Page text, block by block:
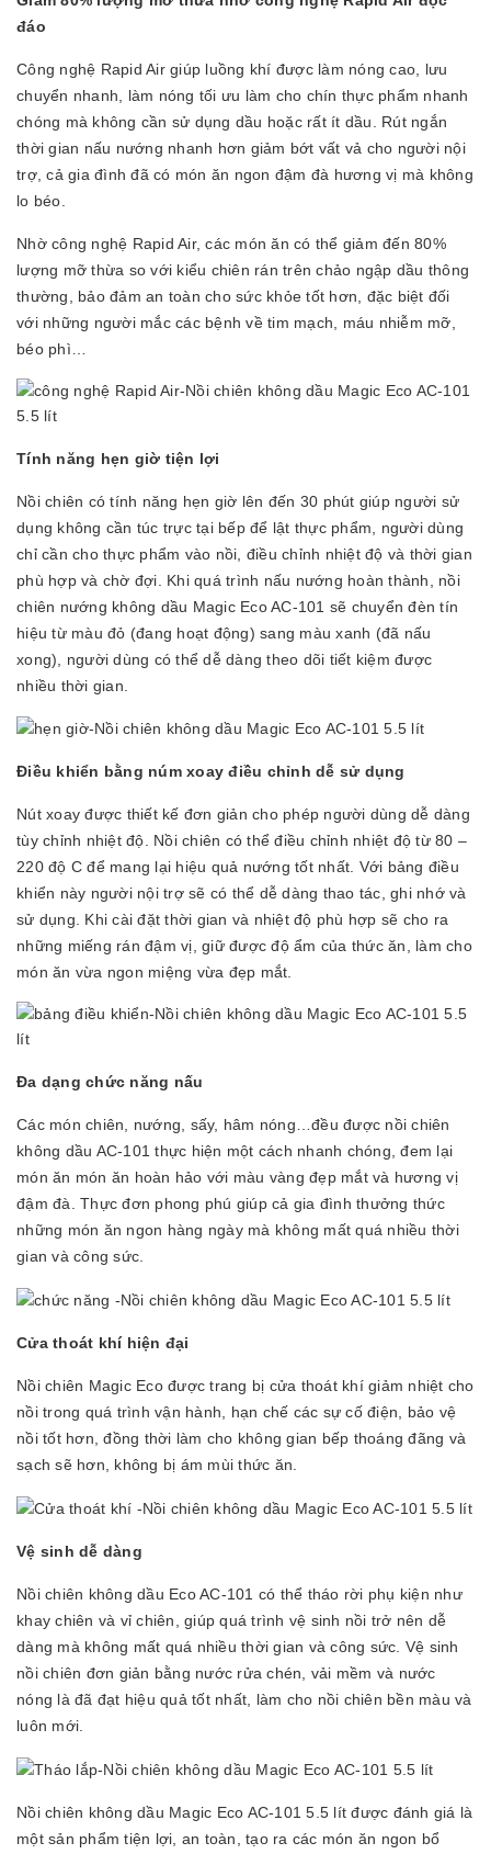
đáo
Công nghệ Rapid Air giúp luồng khí được làm nóng cao, lưu
chuyển nhanh, làm nóng tối ưu làm cho chín thực phẩm nhanh
chóng mà không cần sử dụng dầu hoặc rất ít dầu. Rút ngắn
thời gian nấu nướng nhanh hơn giảm bớt vất vả cho người nội
trợ, cả gia đình đã có món ăn ngon đậm đà hương vị mà không
lo béo.
Nhờ công nghệ Rapid Air, các món ăn có thể giảm đến 80%
lượng mỡ thừa so với kiểu chiên rán trên chảo ngập dầu thông
thường, bảo đảm an toàn cho sức khỏe tốt hơn, đặc biệt đối
với những người mắc các bệnh về tim mạch, máu nhiễm mỡ,
béo phì…
Tính năng hẹn giờ tiện lợi
Nồi chiên có tính năng hẹn giờ lên đến 30 phút giúp người sử
dụng không cần túc trực tại bếp để lật thực phẩm, người dùng
chỉ cần cho thực phẩm vào nồi, điều chỉnh nhiệt độ và thời gian
phù hợp và chờ đợi. Khi quá trình nấu nướng hoàn thành, nồi
chiên nướng không dầu Magic Eco AC-101 sẽ chuyển đèn tín
hiệu từ màu đỏ (đang hoạt động) sang màu xanh (đã nấu
xong), người dùng có thể dễ dàng theo dõi tiết kiệm được
nhiều thời gian.
Điều khiển bằng núm xoay điều chỉnh dễ sử dụng
Nút xoay được thiết kế đơn giản cho phép người dùng dễ dàng
tùy chỉnh nhiệt độ. Nồi chiên có thể điều chỉnh nhiệt độ từ 80 –
220 độ C để mang lại hiệu quả nướng tốt nhất. Với bảng điều
khiển này người nội trợ sẽ có thể dễ dàng thao tác, ghi nhớ và
sử dụng. Khi cài đặt thời gian và nhiệt độ phù hợp sẽ cho ra
những miếng rán đậm vị, giữ được độ ẩm của thức ăn, làm cho
món ăn vừa ngon miệng vừa đẹp mắt.
Đa dạng chức năng nấu
Các món chiên, nướng, sấy, hâm nóng…đều được nồi chiên
không dầu AC-101 thực hiện một cách nhanh chóng, đem lại
món ăn món ăn hoàn hảo với màu vàng đẹp mắt và hương vị
đậm đà. Thực đơn phong phú giúp cả gia đình thưởng thức
những món ăn ngon hàng ngày mà không mất quá nhiều thời
gian và công sức.
Cửa thoát khí hiện đại
Nồi chiên Magic Eco được trang bị cửa thoát khí giảm nhiệt cho
nồi trong quá trình vận hành, hạn chế các sự cố điện, bảo vệ
nồi tốt hơn, đồng thời làm cho không gian bếp thoáng đãng và
sạch sẽ hơn, không bị ám mùi thức ăn.
Vệ sinh dễ dàng
Nồi chiên không dầu Eco AC-101 có thể tháo rời phụ kiện như
khay chiên và vỉ chiên, giúp quá trình vệ sinh nồi trở nên dễ
dàng mà không mất quá nhiều thời gian và công sức. Vệ sinh
nồi chiên đơn giản bằng nước rửa chén, vải mềm và nước
nóng là đã đạt hiệu quả tốt nhất, làm cho nồi chiên bền màu và
luôn mới.
Nồi chiên không dầu Magic Eco AC-101 5.5 lít được đánh giá là
một sản phẩm tiện lợi, an toàn, tạo ra các món ăn ngon bổ